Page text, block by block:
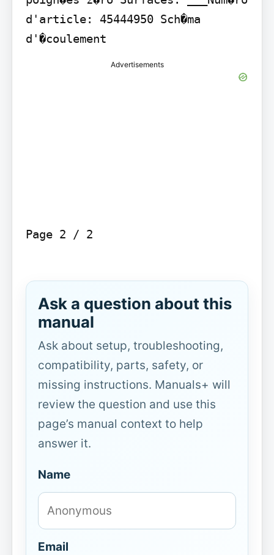
d'article: 45444950 Sch�ma
d'�coulement
Advertisements
Page 2 / 2
Ask a question about this
manual
Ask about setup, troubleshooting,
compatibility, parts, safety, or
missing instructions. Manuals+ will
review the question and use this
page’s manual context to help
answer it.
Name
Email